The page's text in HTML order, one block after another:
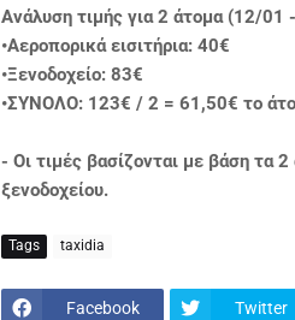
Ανάλυση τιμής για 2 άτομα (12/01
•Αεροπορικά εισιτήρια: 40€
•Ξενοδοχείo: 83€
•ΣΥΝΟΛΟ: 123€ / 2 = 61,50€ το
- Οι τιμές βασίζονται με βάση τα
ξενοδοχείου.
Tags taxidia
Facebook Twitter